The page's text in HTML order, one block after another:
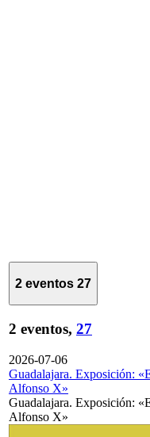
2 eventos 27
2 eventos, 27
2026-07-06
Guadalajara. Exposición:
Alfonso X»
Guadalajara. Exposición:
Alfonso X»